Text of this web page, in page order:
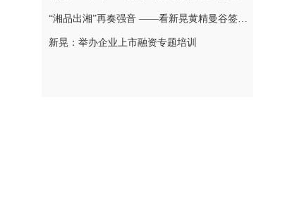
“湘品出湘”再奏强音 ——看新晃黄精曼谷签单背后的“强链密码”
新晃：举办企业上市融资专题培训